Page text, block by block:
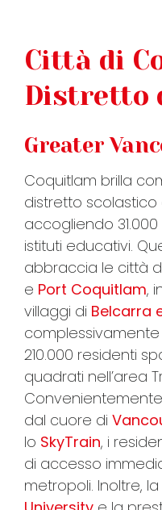
FAQ
VIDEO
CONTATTI
Città di
Distretto
Greater
Coquitlam brilla
distretto scolastico
accogliendo
istituti educativi.
abbraccia le città
e Port Coquitlam,
villaggi di Belcarra
210.000 residenti
quadrati nell’area
dal cuore di
lo SkyTrain, i
di accesso
metropoli. Inoltre,